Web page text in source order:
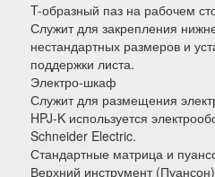
T-образный паз на рабочем
Служит для закрепления
нестандартных размеров и
поддержки листа.
Электро-шкаф
Служит для размещения
HPJ-K используется
Schneider Electric.
Стандартные матрица и
Верхний инструмент